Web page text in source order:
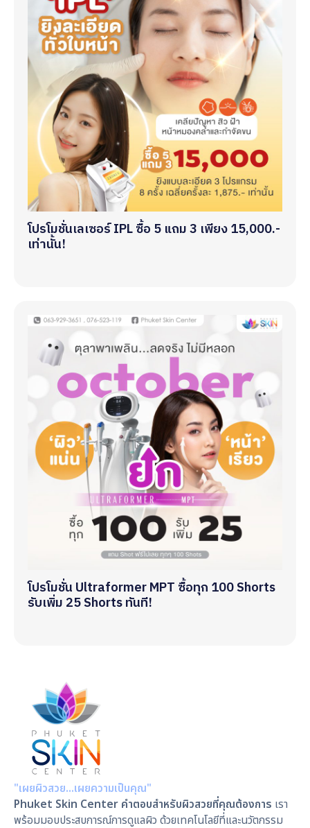
โปรโมชั่นเลเซอร์ IPL ซื้อ 5 แถม 3 เพียง 15,000.-
เท่านั้น!
โปรโมชั่น Ultraformer MPT ซื้อทุก 100 Shorts
รับเพิ่ม 25 Shorts ทันที!
"เผยผิวสวย…เผยความเป็นคุณ"
Phuket Skin Center คำตอบสำหรับผิวสวยที่คุณต้องการ เรา
พร้อมมอบประสบการณ์การดูแลผิว ด้วยเทคโนโลยีที่และนวัตกรรม